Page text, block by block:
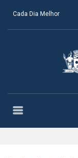
Cada Dia Melhor